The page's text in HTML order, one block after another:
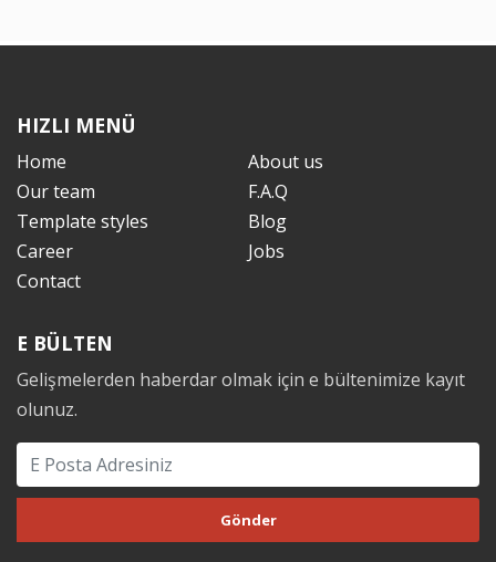
HIZLI MENÜ
Home
About us
Our team
F.A.Q
Template styles
Blog
Career
Jobs
Contact
E BÜLTEN
Gelişmelerden haberdar olmak için e bültenimize kayıt
olunuz.